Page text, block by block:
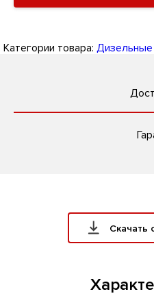
Категории товара:
Скачать